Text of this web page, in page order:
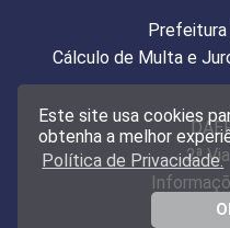
Este site usa cookies
obtenha a melhor
Política de Privacidade.
Cálculo de Multa e
2ª